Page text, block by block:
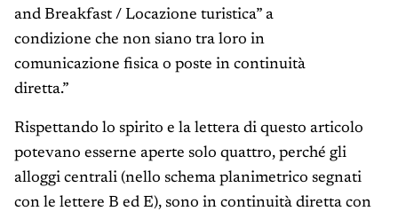
and Breakfast / Locazione turistica” a
condizione che non siano tra loro in
comunicazione fisica o poste in continuità
diretta.”
Rispettando lo spirito e la lettera di questo articolo
potevano esserne aperte solo quattro, perché gli
alloggi centrali (nello schema planimetrico segnati
con le lettere B ed E), sono in continuità diretta con